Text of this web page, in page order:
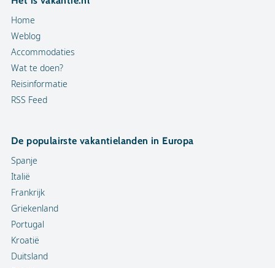
Home
Weblog
Accommodaties
Wat te doen?
Reisinformatie
RSS Feed
De populairste vakantielanden in Europa
Spanje
Italië
Frankrijk
Griekenland
Portugal
Kroatië
Duitsland